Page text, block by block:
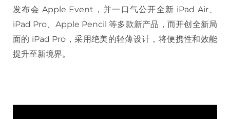
发布会 Apple Event，并一口气公开全新 iPad Air、
iPad Pro、Apple Pencil 等多款新产品，而开创全新局
面的 iPad Pro，采用绝美的轻薄设计，将便携性和效能
提升至新境界。